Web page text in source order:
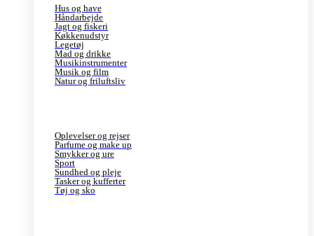
Hus og have
Håndarbejde
Jagt og fiskeri
Køkkenudstyr
Legetøj
Mad og drikke
Musikinstrumenter
Musik og film
Natur og friluftsliv
Oplevelser og rejser
Parfume og make up
Smykker og ure
Sport
Sundhed og pleje
Tasker og kufferter
Tøj og sko